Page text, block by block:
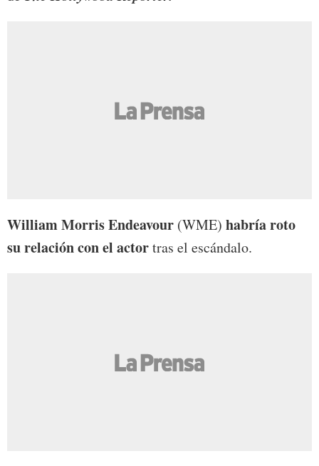
William Morris Endeavour (WME) habría roto
su relación con el actortras el escándalo.